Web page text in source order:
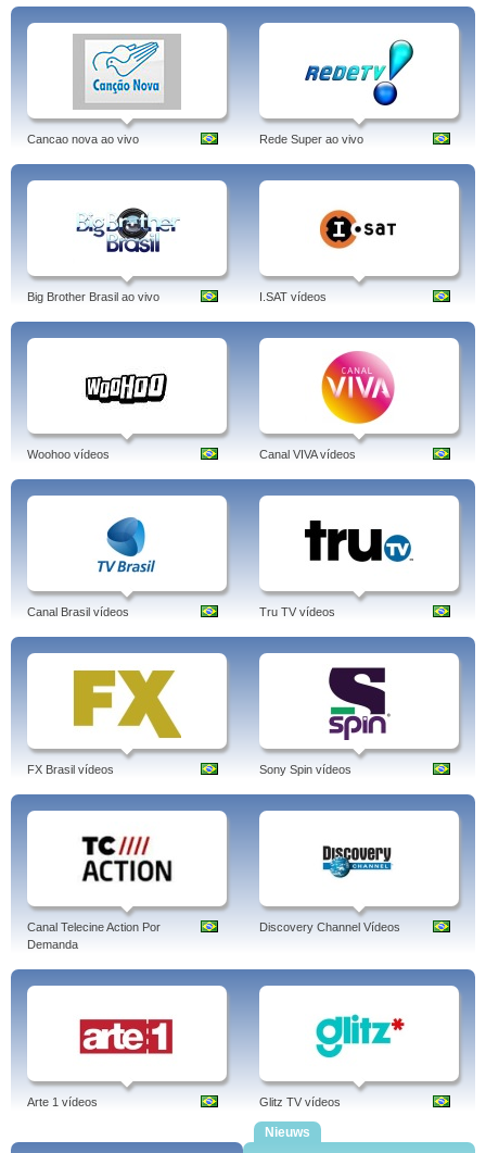
Cancao nova ao vivo Rede Super ao vivo
Big Brother Brasil ao vivo I.SAT vídeos
Woohoo vídeos Canal VIVA vídeos
Canal Brasil vídeos Tru TV vídeos
FX Brasil vídeos Sony Spin vídeos
Canal Telecine Action Por
Demanda
Discovery Channel Vídeos
Arte 1 vídeos Glitz TV vídeos
Nieuws